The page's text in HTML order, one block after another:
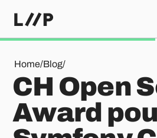
Home/Blog/
CH Open Source Award pour
CH Open
Award